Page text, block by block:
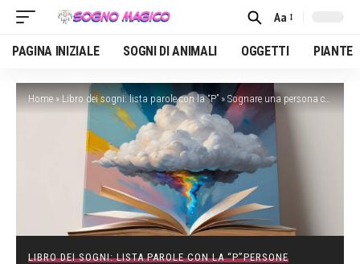
Font
Resizer
Aa
PAGINA INIZIALE SOGNI DI ANIMALI OGGETTI PIANTE
Home»Libro dei sogni: lista parole con la “P” » Sognare una persona che non conosci
LIBRO DEI SOGNI: LISTA PAROLE CON LA “P”PERSONE